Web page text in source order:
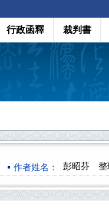
行政函釋 裁判書
作者姓名： 彭昭芬 整